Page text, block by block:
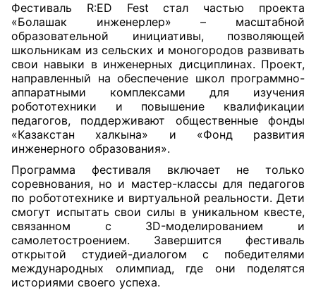
Фестиваль R:ED Fest стал частью проекта
«Болашак инженерлер» – масштабной
образовательной инициативы, позволяющей
школьникам из сельских и моногородов развивать
свои навыки в инженерных дисциплинах. Проект,
направленный на обеспечение школ программно-
аппаратными комплексами для изучения
робототехники и повышение квалификации
педагогов, поддерживают общественные фонды
«Казакстан халкына» и «Фонд развития
инженерного образования».
Программа фестиваля включает не только
соревнования, но и мастер-классы для педагогов
по робототехнике и виртуальной реальности. Дети
смогут испытать свои силы в уникальном квесте,
связанном с 3D-моделированием и
самолетостроением. Завершится фестиваль
открытой студией-диалогом с победителями
международных олимпиад, где они поделятся
историями своего успеха.